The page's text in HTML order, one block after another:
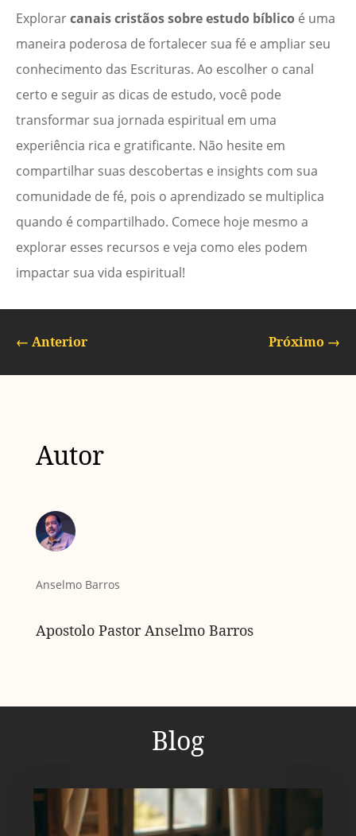
Explorarcanais cristãos sobre estudo bíblico é uma
maneira poderosa de fortalecer sua fé e ampliar seu
conhecimento das Escrituras. Ao escolher o canal
certo e seguir as dicas de estudo, você pode
transformar sua jornada espiritual em uma
experiência rica e gratificante. Não hesite em
compartilhar suas descobertas e insights com sua
comunidade de fé, pois o aprendizado se multiplica
quando é compartilhado. Comece hoje mesmo a
explorar esses recursos e veja como eles podem
impactar sua vida espiritual!
← Anterior Próximo →
Autor
Anselmo Barros
Apostolo Pastor Anselmo Barros
Blog